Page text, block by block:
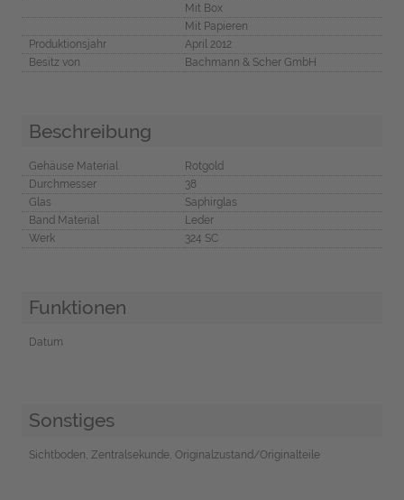
Mit Box
Mit Papieren
Produktionsjahr
April 2012
Besitz von
Bachmann & Scher GmbH
Beschreibung
Gehäuse Material
Rotgold
Durchmesser
38
Glas
Saphirglas
Band Material
Leder
Werk
324 SC
Funktionen
Datum
Sonstiges
Sichtboden, Zentralsekunde, Originalzustand/Originalteile